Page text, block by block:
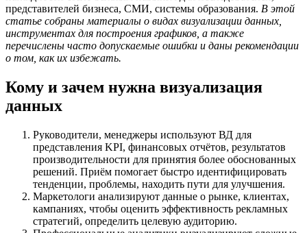
представителей бизнеса, СМИ, системы образования. В этой
статье собраны материалы о видах визуализации данных,
инструментах для построения графиков, а также
перечислены часто допускаемые ошибки и даны рекомендации
о том, как их избежать.
Кому и зачем нужна визуализация
данных
Руководители, менеджеры используют ВД для
представления KPI, финансовых отчётов, результатов
производительности для принятия более обоснованных
решений. Приём помогает быстро идентифицировать
тенденции, проблемы, находить пути для улучшения.
Маркетологи анализируют данные о рынке, клиентах,
кампаниях, чтобы оценить эффективность рекламных
стратегий, определить целевую аудиторию.